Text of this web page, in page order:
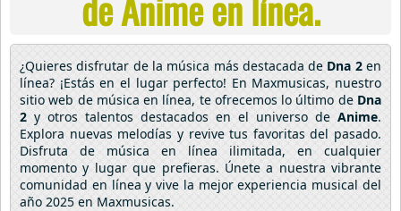
CUMBIAS
¿Quieres disfrutar de la música más destacada de Dna 2en
línea? ¡Estás en el lugar perfecto! En Maxmusicas, nuestro
sitio web de música en línea, te ofrecemos lo último de Dna
2 y otros talentos destacados en el universo de Anime.
Explora nuevas melodías y revive tus favoritas del pasado.
Disfruta de música en línea ilimitada, en cualquier
momento y lugar que prefieras. Únete a nuestra vibrante
comunidad en línea y vive la mejor experiencia musical del
año 2025 en Maxmusicas.